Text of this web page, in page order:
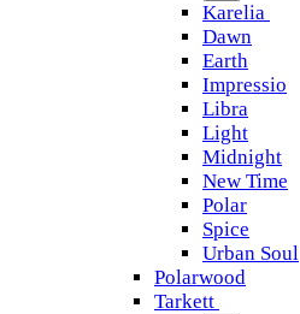
Karelia
Dawn
Earth
Impressio
Libra
Light
Midnight
New Time
Polar
Spice
Urban Soul
Polarwood
Tarkett